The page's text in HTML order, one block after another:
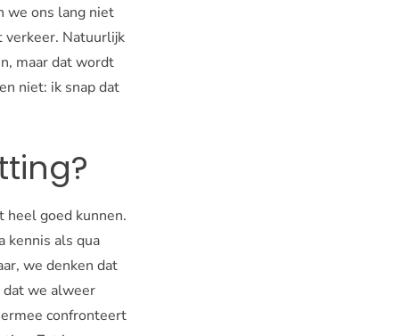
we ons lang niet
verkeer. Natuurlijk
maar dat wordt
niet: ik snap dat
heel goed kunnen.
kennis als qua
we denken dat
we alweer
confronteert